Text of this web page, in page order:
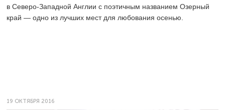
в Северо-Западной Англии с поэтичным названием Озерный
край — одно из лучших мест для любования осенью.
19 ОКТЯБРЯ 2016